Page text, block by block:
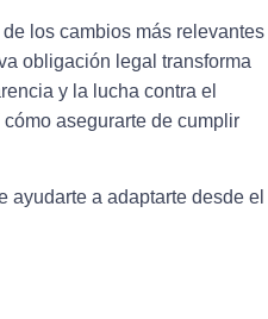
los cambios más relevantes
obligación legal transforma
y la lucha contra el
asegurarte de cumplir
ayudarte a adaptarte desde el